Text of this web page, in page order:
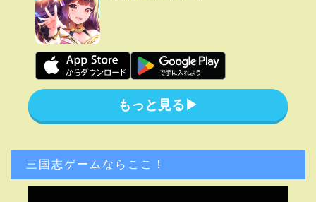
もっと見る▶︎
三国志ゲームならここ！